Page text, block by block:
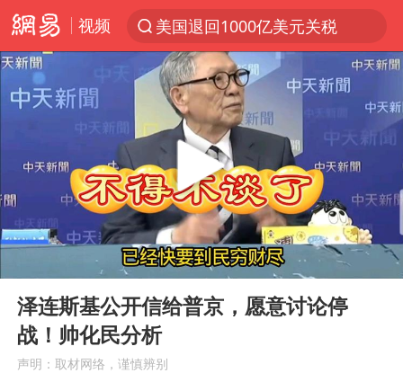
视频
美国退回1000亿美元关税
探寻“技能+”促就业创业新路
38岁山东财大教授刘海明逝世
陕西柞水遭遇暴雨五千余户群众转移
银行午休1.5小时 留个窗口行不行
台风白海豚或在华东沿海登陆
弹药库存告急 美军补货难
沙特否认与胡塞武装举行会谈
Play
11:17
泽连斯基公开信给普京，愿意讨论停
战！帅化民分析
声明：取材网络，谨慎辨别